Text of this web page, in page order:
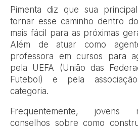
Pimenta diz que sua
tornar esse caminho dentro
mais fácil para as próximas
Além de atuar como
professora em cursos para
pela UEFA (União das
Futebol) e pela
categoria.
Frequentemente, jovens
conselhos sobre como